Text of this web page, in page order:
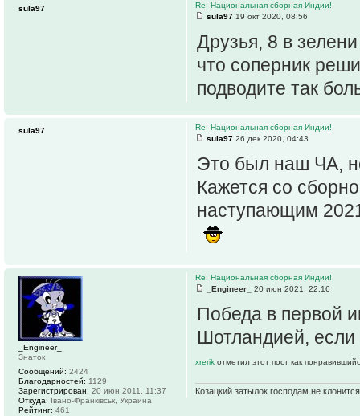
Re: Национальная сборная Индии!
sula97 19 окт 2020, 08:56
Друзья, 8 в
что соперник
подводите так
sula97
Re: Национальная сборная Индии!
sula97 26 дек 2020, 04:43
Это был наш ЧА,
Кажется со
наступающим
sula97
Re: Национальная сборная Индии!
_Engineer_
20 июн 2021, 22:16
Победа в первой
Шотландией, если
xrerik отметил этот пост как
Козацкий затылок господам не
_Engineer_
Знаток
Сообщений: 2424
Благодарностей: 1129
Зарегистрирован: 20 июн 2011, 11:37
Откуда: Івано-Франківськ, Украина
Рейтинг: 461